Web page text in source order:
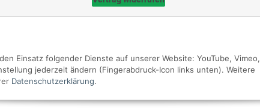
Einsatz folgender Dienste auf unserer Website: YouTube, Vimeo,
jederzeit ändern (Fingerabdruck-Icon links unten). Weitere
Datenschutzerklärung.